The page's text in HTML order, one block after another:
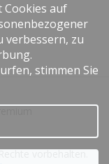
Cookies auf
verbessern, zu
stimmen Sie
vorbehalten.